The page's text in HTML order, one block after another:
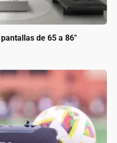
de 65 a 86″